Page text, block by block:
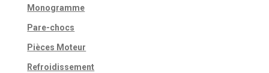
Monogramme
Pare-chocs
Pièces Moteur
Refroidissement